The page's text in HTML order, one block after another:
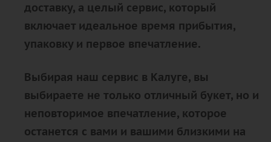
доставку, а целый сервис, который
включает идеальное время прибытия,
упаковку и первое впечатление.
Выбирая наш сервис в Калуге, вы
выбираете не только отличный букет, но и
неповторимое впечатление, которое
останется с вами и вашими близкими на